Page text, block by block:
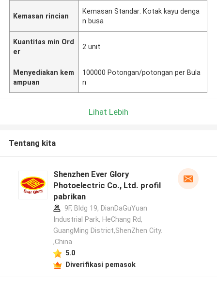
Kemasan rincian
Kemasan Standar: Kotak kayu denga
n busa
Kuantitas min Ord
er
2 unit
Menyediakan kem
ampuan
100000 Potongan/potongan per Bula
n
Lihat Lebih
Tentang kita
Shenzhen Ever Glory
Photoelectric Co., Ltd. profil
pabrikan
9F, Bldg 19, DianDaGuYuan
Industrial Park, HeChang Rd,
GuangMing District,ShenZhen City.
,China
5.0
Diverifikasi pemasok